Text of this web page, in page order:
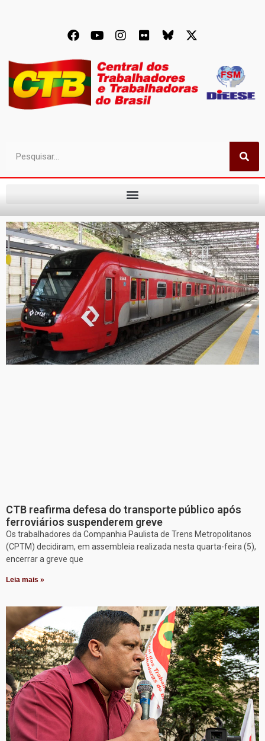
CTB reafirma defesa do transporte público após
ferroviários suspenderem greve
Os trabalhadores da Companhia Paulista de Trens Metropolitanos
(CPTM) decidiram, em assembleia realizada nesta quarta-feira (5),
encerrar a greve que
Leia mais »